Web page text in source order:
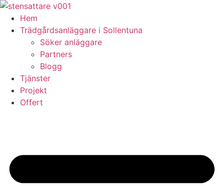
Skip
content
Hem
Trädgårdsanläggare i Sollentuna
Söker anläggare
Partners
Blogg
Tjänster
Projekt
Offert